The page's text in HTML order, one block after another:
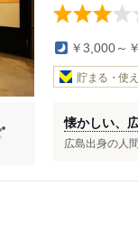
￥3,000～
貯まる・使
懐かしい、
広島出身の人